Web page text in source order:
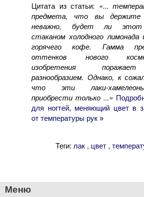
Цитата из статьи: «...
предмета, что вы
неважно, будет ли этот
стаканом холодного лимонада
горячего кофе. Гамма
оттенков нового
изобретения
разнообразием. Однако, к
что эти лаки-
приобрести только ...»
для ногтей, меняющий цвет в
от температуры рук »
Теги: лак , цвет ,
Меню